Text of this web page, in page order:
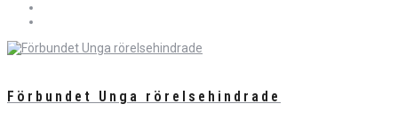
Förbundet Unga rörelsehindrade